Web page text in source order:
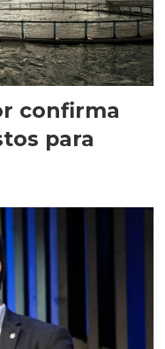
confirma
para